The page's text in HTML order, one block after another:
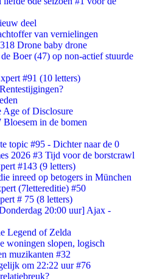
deel
van vernielingen
Drone baby drone
Boer (47) op non-actief stuurde
#91 (10 letters)
of Disclosure
in de bomen
topic #95 - Dichter naar de 0
2026 #3 Tijd voor de borstcrawl
#143 (9 letters)
inreed op betogers in München
(7lettereditie) #50
# 75 (8 letters)
20:00 uur] Ajax -
Legend of Zelda
woningen slopen, logisch
muzikanten #32
om 22:22 uur #76